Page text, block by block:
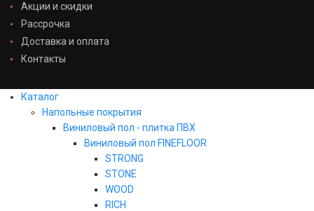
Акции и скидки
Рассрочка
Доставка и оплата
Контакты
Каталог
Напольные покрытия
Виниловый пол - плитка ПВХ
Виниловый пол FINEFLOOR
STRONG
STONE
WOOD
RICH